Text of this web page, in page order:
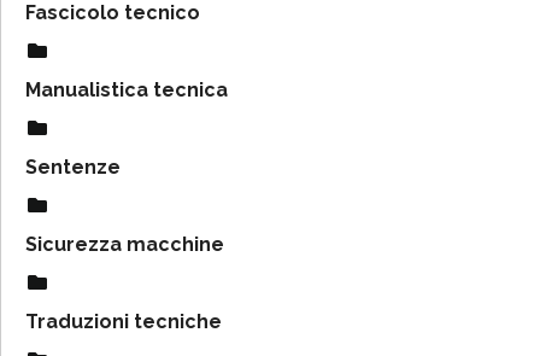
Fascicolo tecnico
Manualistica tecnica
Sentenze
Sicurezza macchine
Traduzioni tecniche